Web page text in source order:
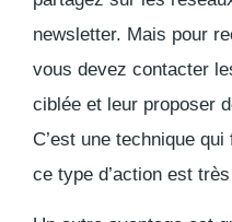
newsletter. Mais pour
vous devez contacter
ciblée et leur proposer
C’est une technique
ce type d’action est